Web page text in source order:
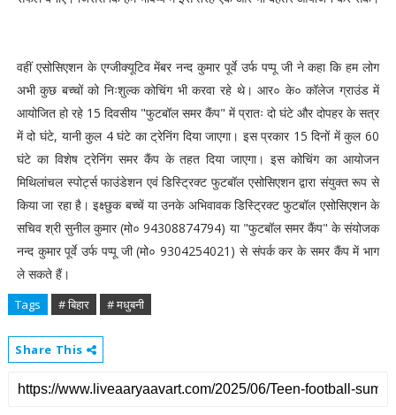
वहीं एसोसिएशन के एग्जीक्यूटिव मेंबर नन्द कुमार पूर्वे उर्फ पप्पू जी ने कहा कि हम लोग
अभी कुछ बच्चों को निःशुल्क कोचिंग भी करवा रहे थे। आर० के० कॉलेज ग्राउंड में
आयोजित हो रहे 15 दिवसीय "फुटबॉल समर कैंप" में प्रातः दो घंटे और दोपहर के सत्र
में दो घंटे, यानी कुल 4 घंटे का ट्रेनिंग दिया जाएगा। इस प्रकार 15 दिनों में कुल 60
घंटे का विशेष ट्रेनिंग समर कैंप के तहत दिया जाएगा। इस कोचिंग का आयोजन
मिथिलांचल स्पोर्ट्स फाउंडेशन एवं डिस्ट्रिक्ट फुटबॉल एसोसिएशन द्वारा संयुक्त रूप से
किया जा रहा है। इक्ष्छुक बच्चें या उनके अभिवावक डिस्ट्रिक्ट फुटबॉल एसोसिएशन के
सचिव श्री सुनील कुमार (मो० 94308874794) या "फुटबॉल समर कैंप" के संयोजक
नन्द कुमार पूर्वे उर्फ पप्पू जी (मो० 9304254021) से संपर्क कर के समर कैंप में भाग
ले सकते हैं।
Tags # बिहार # मधुबनी
Share This